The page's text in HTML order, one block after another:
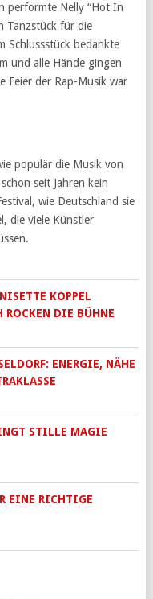
performte Nelly “Hot In
Tanzstück für die
Schlussstück bedankte
und alle Hände gingen
Feier der Rap-Musik war
populär die Musik von
seit Jahren kein
wie Deutschland sie
die viele Künstler
KOPPEL
ROCKEN DIE BÜHNE
ENERGIE, NÄHE
STILLE MAGIE
EINE RICHTIGE